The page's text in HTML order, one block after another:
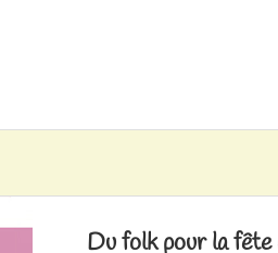
Du folk pour la fête